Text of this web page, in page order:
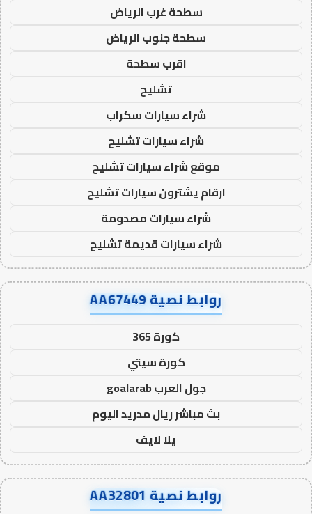
سطحة غرب الرياض
سطحة جنوب الرياض
اقرب سطحة
تشليح
شراء سيارات سكراب
شراء سيارات تشليح
موقع شراء سيارات تشليح
ارقام يشترون سيارات تشليح
شراء سيارات مصدومة
شراء سيارات قديمة تشليح
روابط نصية AA67449
كورة 365
كورة سيتي
جول العرب goalarab
بث مباشر ريال مدريد اليوم
يلا لايف
روابط نصية AA32801